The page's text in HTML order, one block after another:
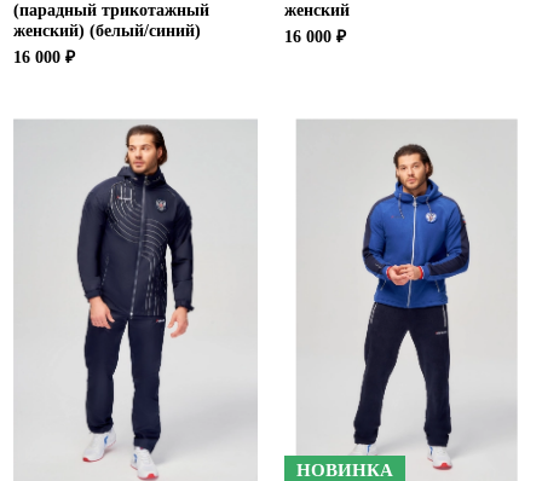
(парадный трикотажный
женский) (белый/синий)
16 000 ₽
женский
16 000 ₽
НОВИНКА